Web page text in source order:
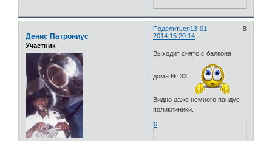
Поделиться 8
13-01-
2014 15:20:14
Денис Патрониус
Участник
Выходит снято с балкона
дома № 33...
Видно даже немного пандус
поликлиники.
0